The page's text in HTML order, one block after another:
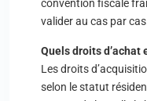
convention fiscale
valider au cas par
Quels droits d’achat
Les droits
selon le statut